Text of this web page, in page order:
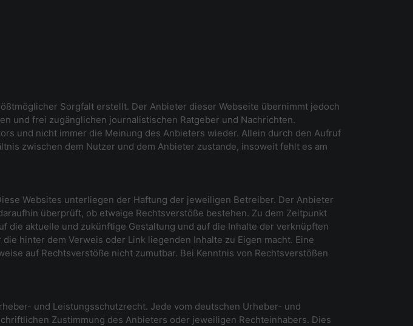
Sorgfalt erstellt. Der Anbieter dieser Webseite übernimmt jedoch
und frei zugänglichen journalistischen Ratgeber und Nachrichten.
und nicht immer die Meinung des Anbieters wieder. Allein durch den Aufruf
zwischen dem Nutzer und dem Anbieter zustande, insoweit fehlt es am
Websites unterliegen der Haftung der jeweiligen Betreiber. Der Anbieter
überprüft, ob etwaige Rechtsverstöße bestehen. Zu dem Zeitpunkt
aktuelle und zukünftige Gestaltung und auf die Inhalte der verknüpften
hinter dem Verweis oder Link liegenden Inhalte zu Eigen macht. Eine
auf Rechtsverstöße nicht zumutbar. Bei Kenntnis von Rechtsverstößen
und Leistungsschutzrecht. Jede vom deutschen Urheber- und
Zustimmung des Anbieters oder jeweiligen Rechteinhabers. Dies